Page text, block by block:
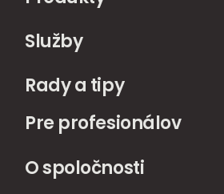
Služby
Rady a tipy
Pre profesionálov
O spoločnosti